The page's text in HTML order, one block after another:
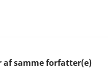
samme forfatter(e)